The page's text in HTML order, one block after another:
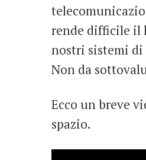
rende difficile il
nostri sistemi di
Non da
Ecco un breve
spazio.